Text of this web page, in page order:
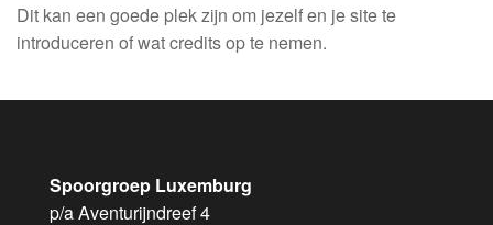
Dit kan een goede plek zijn om jezelf en je site te
introduceren of wat credits op te nemen.
Spoorgroep Luxemburg
p/a Aventurijndreef 4